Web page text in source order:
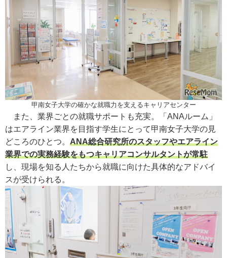
甲南女子大学の確かな就職力を支えるキャリアセンター
また、業界ごとの就職サポートも充実。「ANAルーム」
はエアライン業界を目指す学生にとって甲南女子大学の見
どころのひとつ。 ANA総合研究所のスタッフやエアライン
業界での実務経験をもつキャリアコンサルタントが常駐
し、現場を知る人たちから就職に向けた具体的なアドバイ
スが受けられる。